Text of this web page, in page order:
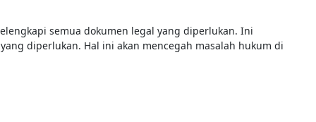
semua dokumen legal yang diperlukan. Ini
diperlukan. Hal ini akan mencegah masalah hukum di